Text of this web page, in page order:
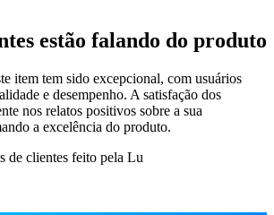
estão falando do produto
item tem sido excepcional, com usuários
e desempenho. A satisfação dos
nos relatos positivos sobre a sua
a excelência do produto.
de clientes feito pela Lu